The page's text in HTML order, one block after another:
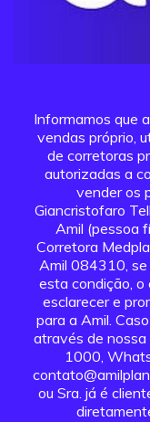
Informamos que
vendas próprio,
de corretoras
autorizadas a
vender os
Giancristofaro
Amil (pessoa
Corretora
Amil 084310,
esta condição,
esclarecer e
para a Amil.
através de
1000,
ou Sra. já é